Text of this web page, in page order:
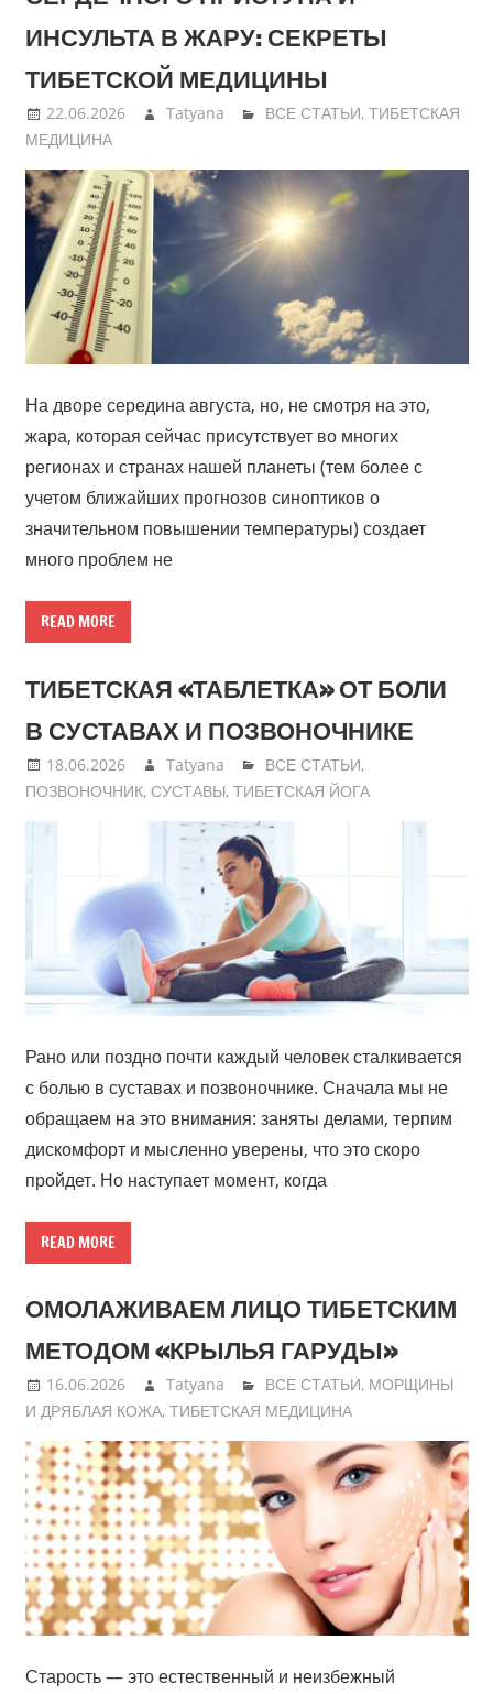
ИНСУЛЬТА В ЖАРУ: СЕКРЕТЫ
ТИБЕТСКОЙ МЕДИЦИНЫ
22.06.2026 Tatyana ВСЕ СТАТЬИ,ТИБЕТСКАЯ
МЕДИЦИНА
На дворе середина августа, но, не смотря на это,
жара, которая сейчас присутствует во многих
регионах и странах нашей планеты (тем более с
учетом ближайших прогнозов синоптиков о
значительном повышении температуры) создает
много проблем не
READ MORE
ТИБЕТСКАЯ «ТАБЛЕТКА» ОТ БОЛИ
В СУСТАВАХ И ПОЗВОНОЧНИКЕ
18.06.2026 Tatyana ВСЕ СТАТЬИ,
ПОЗВОНОЧНИК, СУСТАВЫ, ТИБЕТСКАЯ ЙОГА
Рано или поздно почти каждый человек сталкивается
с болью в суставах и позвоночнике. Сначала мы не
обращаем на это внимания: заняты делами, терпим
дискомфорт и мысленно уверены, что это скоро
пройдет. Но наступает момент, когда
READ MORE
ОМОЛАЖИВАЕМ ЛИЦО ТИБЕТСКИМ
МЕТОДОМ «КРЫЛЬЯ ГАРУДЫ»
16.06.2026 Tatyana ВСЕ СТАТЬИ, МОРЩИНЫ
И ДРЯБЛАЯ КОЖА, ТИБЕТСКАЯ МЕДИЦИНА
Старость — это естественный и неизбежный